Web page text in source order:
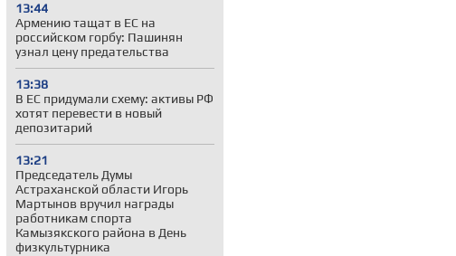
13:44
Армению тащат в ЕС на
российском горбу: Пашинян
узнал цену предательства
13:38
В ЕС придумали схему: активы РФ
хотят перевести в новый
депозитарий
13:21
Председатель Думы
Астраханской области Игорь
Мартынов вручил награды
работникам спорта
Камызякского района в День
физкультурника